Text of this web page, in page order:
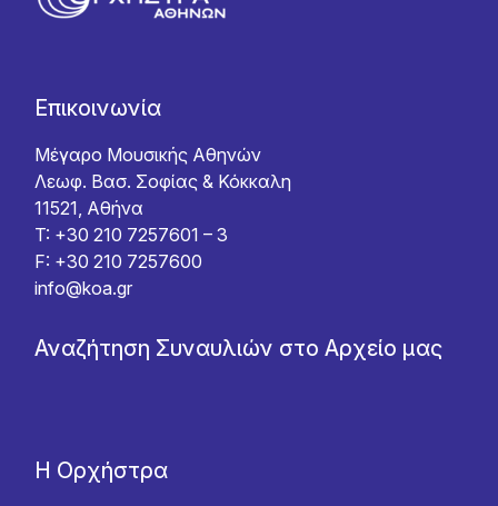
Επικοινωνία
Μέγαρο Μουσικής Αθηνών
Λεωφ. Βασ. Σοφίας & Κόκκαλη
11521, Αθήνα
T: +30 210 7257601 – 3
F: +30 210 7257600
info@koa.gr
Αναζήτηση Συναυλιών στο Αρχείο μας
Η Ορχήστρα